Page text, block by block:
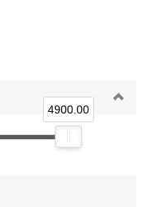
4900.00